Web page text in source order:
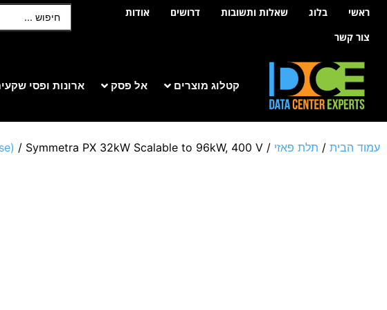
לתוכןראשי בלוג שאלות ותשובות דרושים
אודות
צור קשר
קטלוג מוצרים אל פסק ארונות ופסי
עמוד הבית / תלת פאזי /
/ Symmetra PX 32kW Scalable to 96kW, 400 V